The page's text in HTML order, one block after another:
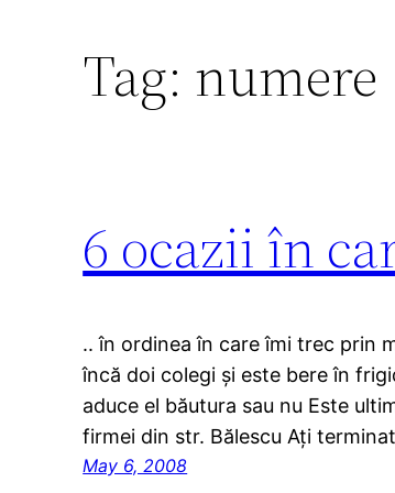
Tag: numere
6 ocazii în
.. în ordinea în care îmi trec prin
încă doi colegi și este bere în
aduce el băutura sau nu Este
firmei din str. Bălescu Ați
May 6, 2008